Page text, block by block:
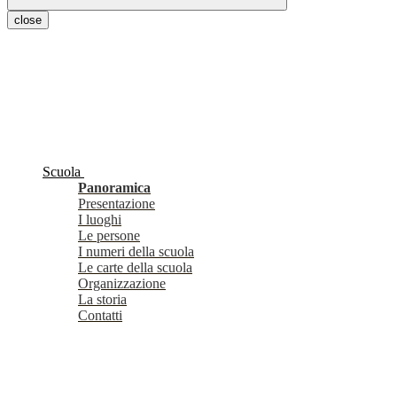
close
Scuola
Panoramica
Presentazione
I luoghi
Le persone
I numeri della scuola
Le carte della scuola
Organizzazione
La storia
Contatti